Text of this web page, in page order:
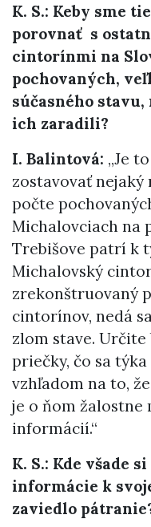
K. S.: Keby sme
porovnať s
cintorínmi na
pochovaných,
súčasného
ich zaradili?
I. Balintová: „Je
zostavovať nejaký
počte
Michalovciach na
Trebišove patrí k
Michalovský
zrekonštruovaný
cintorínov, nedá
zlom stave. Určite
priečky, čo sa
vzhľadom na to,
je o ňom žalostne
informácií.“
K. S.: Kde všade
informácie k
zaviedlo